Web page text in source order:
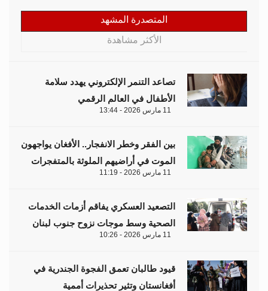
المتصدرة المشهد
الأكثر مشاهدة
تصاعد التنمر الإلكتروني يهدد سلامة
الأطفال في العالم الرقمي
11 مارس 2026 - 13:44
بين الفقر وخطر الانفجار.. الأفغان يواجهون
الموت في أراضيهم الملوثة بالمتفجرات
11 مارس 2026 - 11:19
التصعيد العسكري يفاقم أزمات الخدمات
الصحية وسط موجات نزوح جنوب لبنان
11 مارس 2026 - 10:26
قيود طالبان تعمق الفجوة الجندرية في
أفغانستان وتثير تحذيرات أممية